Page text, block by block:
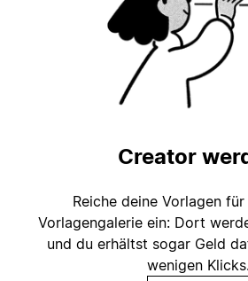
Creator
Reiche deine Vorlagen
Vorlagengalerie ein: Dort
und du erhältst sogar Geld
wenigen